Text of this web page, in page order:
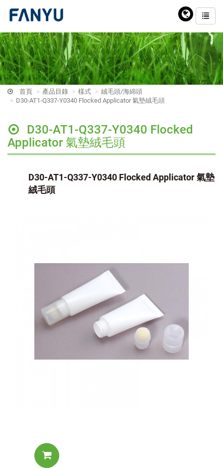
首頁 產品目錄 樣式
絨毛頭/海綿頭
D30-AT1-Q337-Y0340 Flocked Applicator 氣墊絨毛頭
D30-AT1-Q337-Y0340 Flocked
Applicator 氣墊絨毛頭
D30-AT1-Q337-Y0340 Flocked Applicator 氣墊
絨毛頭